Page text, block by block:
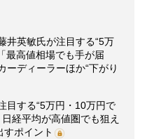
井英敏氏が注目する“5万
最高値相場でも手が届
ーディーラーほか“下がり
目する“5万円・10万円で
経平均が高値圏でも狙え
すポイント